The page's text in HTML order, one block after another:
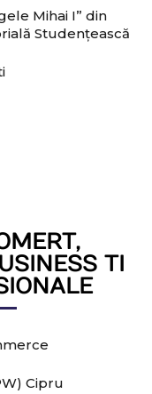
Mihai I” din
Studențească
TI
Cipru